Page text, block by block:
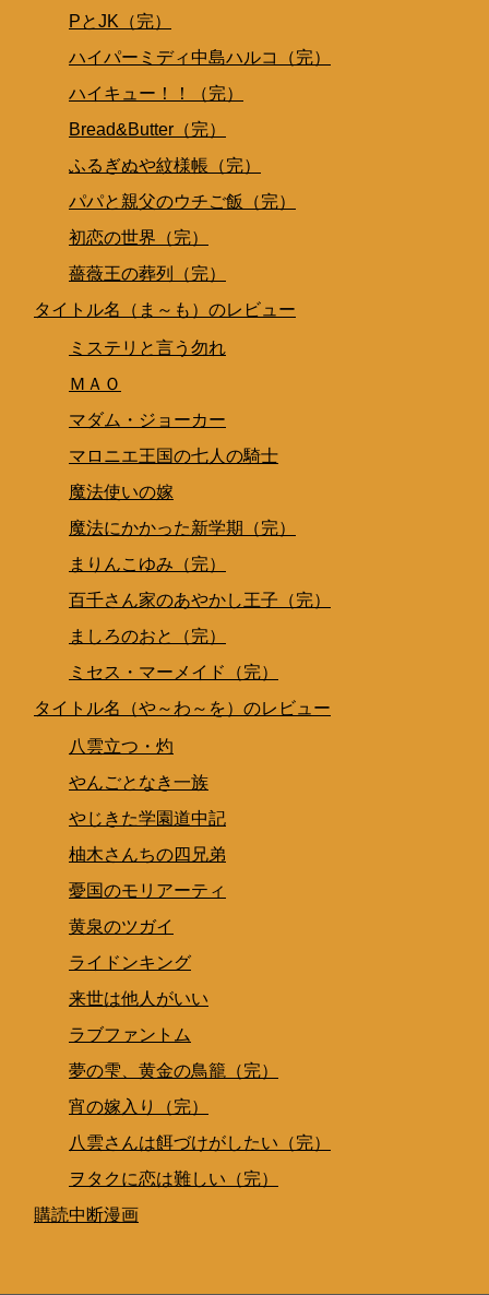
PとJK（完）
ハイパーミディ中島ハルコ（完）
ハイキュー！！（完）
Bread&Butter（完）
ふるぎぬや紋様帳（完）
パパと親父のウチご飯（完）
初恋の世界（完）
薔薇王の葬列（完）
タイトル名（ま～も）のレビュー
ミステリと言う勿れ
ＭＡＯ
マダム・ジョーカー
マロニエ王国の七人の騎士
魔法使いの嫁
魔法にかかった新学期（完）
まりんこゆみ（完）
百千さん家のあやかし王子（完）
ましろのおと（完）
ミセス・マーメイド（完）
タイトル名（や～わ～を）のレビュー
八雲立つ・灼
やんごとなき一族
やじきた学園道中記
柚木さんちの四兄弟
憂国のモリアーティ
黄泉のツガイ
ライドンキング
来世は他人がいい
ラブファントム
夢の雫、黄金の鳥籠（完）
宵の嫁入り（完）
八雲さんは餌づけがしたい（完）
ヲタクに恋は難しい（完）
購読中断漫画